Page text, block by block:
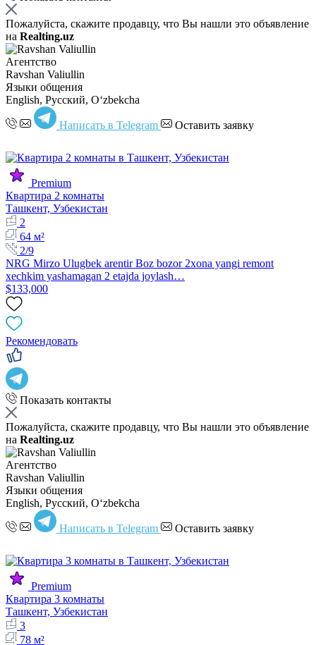
Пожалуйста, скажите продавцу, что Вы нашли это объявление
на Realting.uz
Агентство
Ravshan Valiullin
Языки общения
English, Русский, Oʻzbekcha
Написать в Telegram Оставить заявку
Premium
Квартира 2 комнаты
Ташкент, Узбекистан
2
64 м²
2/9
NRG Mirzo Ulugbek arentir Boz bozor 2xona yangi remont
xechkim yashamagan 2 etajda joylash…
$133,000
Рекомендовать
Показать контакты
Пожалуйста, скажите продавцу, что Вы нашли это объявление
на Realting.uz
Агентство
Ravshan Valiullin
Языки общения
English, Русский, Oʻzbekcha
Написать в Telegram Оставить заявку
Premium
Квартира 3 комнаты
Ташкент, Узбекистан
3
78 м²